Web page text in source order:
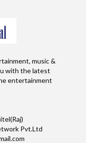
music &
with the latest
entertainment
Pvt.Ltd